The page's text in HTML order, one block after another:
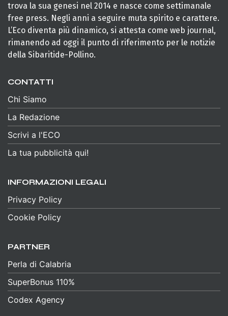
trova la sua genesi nel 2014 e nasce come settimanale
free press. Negli anni a seguire muta spirito e carattere.
L’Eco diventa più dinamico, si attesta come web journal,
rimanendo ad oggi il punto di riferimento per le notizie
della Sibaritide-Pollino.
CONTATTI
Chi Siamo
La Redazione
Scrivi a l'ECO
La tua pubblicità qui!
INFORMAZIONI LEGALI
Privacy Policy
Cookie Policy
PARTNER
Perla di Calabria
SuperBonus 110%
Codex Agency